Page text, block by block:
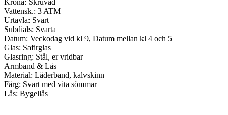
Vattensk.: 3 ATM
Urtavla: Svart
Subdials: Svarta
Datum: Veckodag vid kl 9, Datum mellan kl 4 och 5
Glas: Safirglas
Glasring: Stål, er vridbar
Armband & Lås
Material: Läderband, kalvskinn
Färg: Svart med vita sömmar
Lås: Bygellås